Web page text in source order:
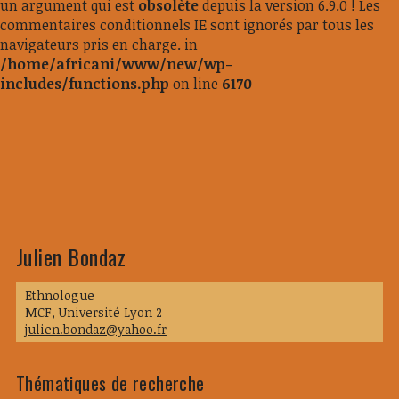
un argument qui est obsolètedepuis la version 6.9.0 ! Les
commentaires conditionnels IE sont ignorés par tous les
navigateurs pris en charge. in
/home/africani/www/new/wp-
includes/functions.php on line 6170
Julien Bondaz
Ethnologue
MCF, Université Lyon 2
julien.bondaz@yahoo.fr
Thématiques de recherche